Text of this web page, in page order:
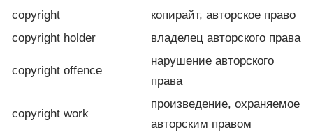
copyright
копирайт, авторское право
copyright holder
владелец авторского права
copyright offence
нарушение авторского
права
copyright work
произведение, охраняемое
авторским правом